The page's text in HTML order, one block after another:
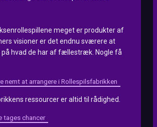
meget er produkter af
visioner er det endnu sværere at
på hvad de har af fællestræk. Nogle få
nemt at arrangere i Rollespilsfabrikken
ressourcer er altid til rådighed.
tages chancer